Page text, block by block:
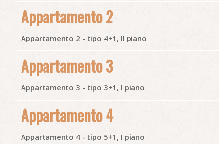
Appartamento 2
Appartamento 2 - tipo 4+1, II piano
Appartamento 3
Appartamento 3 - tipo 3+1, I piano
Appartamento 4
Appartamento 4 - tipo 5+1, I piano